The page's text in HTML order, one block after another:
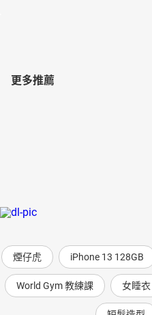
更多推薦
煙仔虎 iPhone 13 128GB
World Gym 教練課 女睡衣